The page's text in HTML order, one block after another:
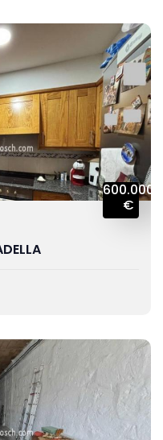
600.000
€